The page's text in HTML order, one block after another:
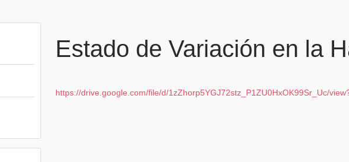
Estado de Variación en la
https://drive.google.com/file/d/1zZhorp5YGJ72stz_P1ZU0HxOK99Sr_Uc/